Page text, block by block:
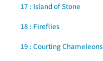
17 : Island of Stone
18 : Fireflies
19 : Courting Chameleons